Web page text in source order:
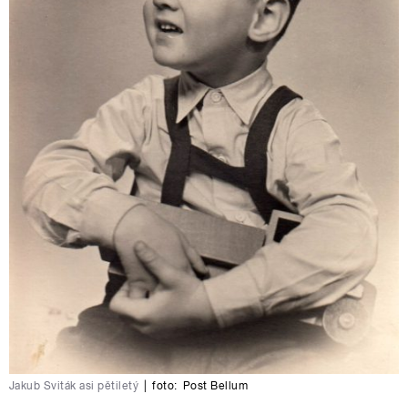
Jakub Sviták asi pětiletý foto: Post Bellum